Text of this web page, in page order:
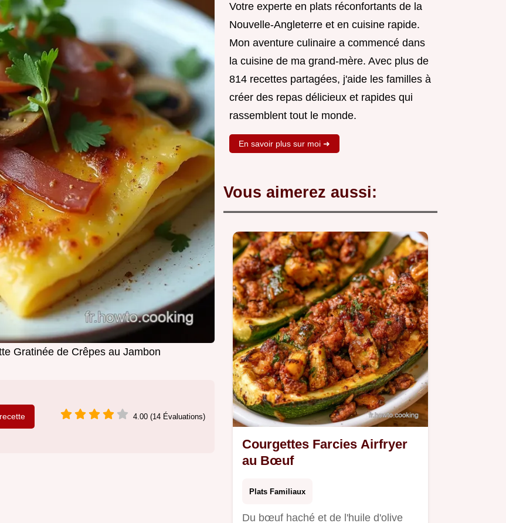
Gratinée de Crêpes au Jambon
4.00 (14 Évaluations)
Votre experte en plats réconfortants de la
Nouvelle-Angleterre et en cuisine rapide.
Mon aventure culinaire a commencé dans
la cuisine de ma grand-mère. Avec plus de
814 recettes partagées, j'aide les familles à
créer des repas délicieux et rapides qui
rassemblent tout le monde.
En savoir plus sur moi ➜
Vous aimerez aussi:
Courgettes Farcies Airfryer
au Bœuf
Plats Familiaux
Du bœuf haché et de l'huile d'olive